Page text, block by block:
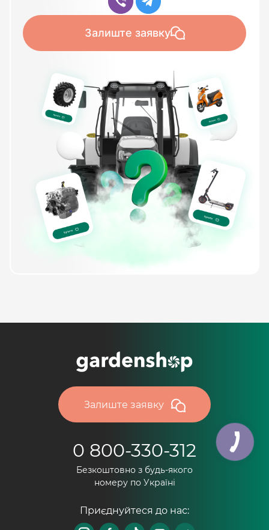
Залиште заявку
Залиште заявку
0 800-330-312
Безкоштовно з будь-якого
номеру по Україні
Приєднуйтеся до нас: